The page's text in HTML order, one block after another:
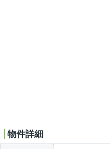
物件詳細